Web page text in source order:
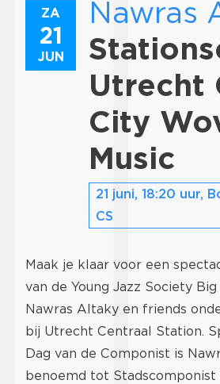
ZA
21
JUN
Nawras
Utrecht
City
Music
21 juni, 18:20 uur,
CS
Maak je klaar voor een
van de Young Jazz Society
Nawras Altaky en friends
bij Utrecht Centraal Station.
Dag van de Componist is
benoemd tot Stadscomponist